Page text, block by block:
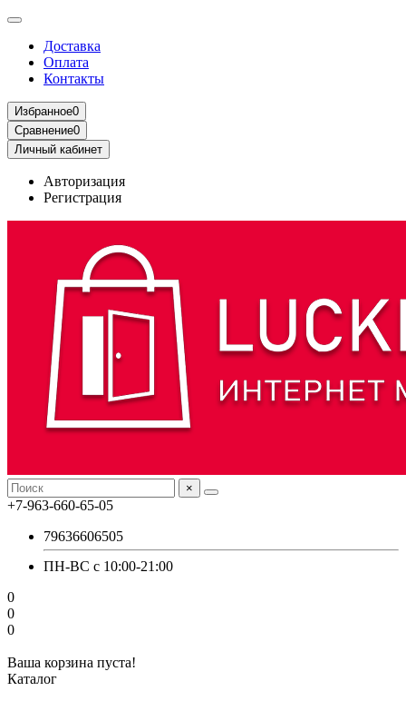
Доставка
Оплата
Контакты
Избранное0
Сравнение0
Личный кабинет
Авторизация
Регистрация
×
+7-963-660-65-05
79636606505
ПН-ВС с 10:00-21:00
0
0
0
Ваша корзина пуста!
Каталог